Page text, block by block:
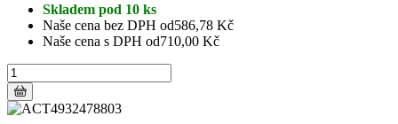
Skladem pod 10 ks
Naše cena bez DPH od586,78 Kč
Naše cena s DPH od710,00 Kč